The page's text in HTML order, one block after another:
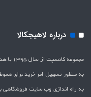
درباره لاهیجکالا
به منظور تسهیل امر خرید برای
به راه اندازی وب سایت فروشگاهی